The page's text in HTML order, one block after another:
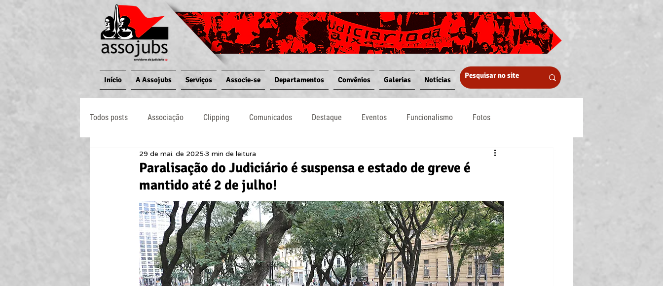
Início A Assojubs Serviços Associe-se Departamentos Convênios Galerias Notícias
Todos posts Associação Clipping Comunicados Destaque Eventos Funcionalismo Fotos
Jornal O Processo Judiciário Notícias
Paralisação do Judiciário é suspensa e estado de greve é
mantido até 2 de julho!
29 de mai. de 2025 3 min de leitura